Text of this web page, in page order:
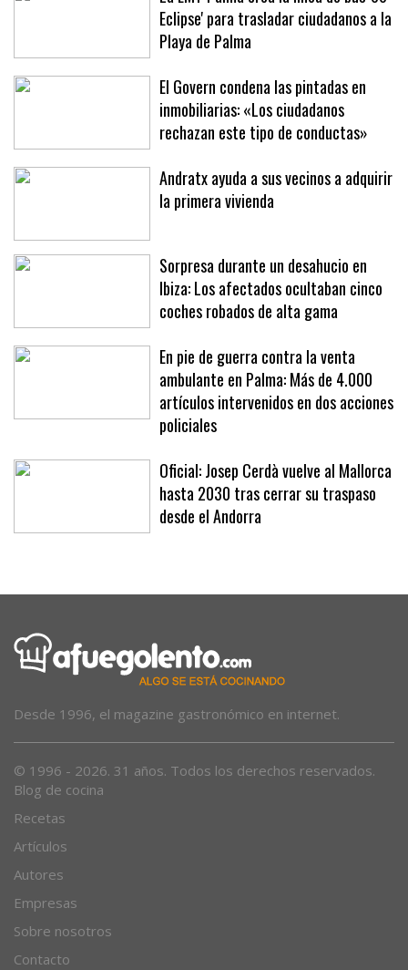
La EMT Palma crea la línea de bus '00
Eclipse' para trasladar ciudadanos a la
Playa de Palma
El Govern condena las pintadas en
inmobiliarias: «Los ciudadanos
rechazan este tipo de conductas»
Andratx ayuda a sus vecinos a adquirir
Sorpresa durante un desahucio en
Ibiza: Los afectados ocultaban cinco
coches robados de alta gama
En pie de guerra contra la venta
ambulante en Palma: Más de 4.000
artículos intervenidos en dos acciones
policiales
Oficial: Josep Cerdà vuelve al Mallorca
hasta 2030 tras cerrar su traspaso
Blog de cocina
Recetas
Artículos
Autores
Empresas